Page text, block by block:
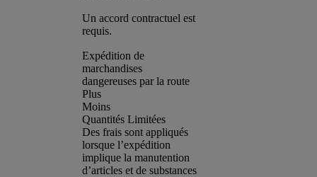
Un accord contractuel est
requis.
Expédition de
marchandises
dangereuses par la route
Plus
Moins
Quantités Limitées
Des frais sont appliqués
lorsque l’expédition
implique la manutention
d’articles et de substances